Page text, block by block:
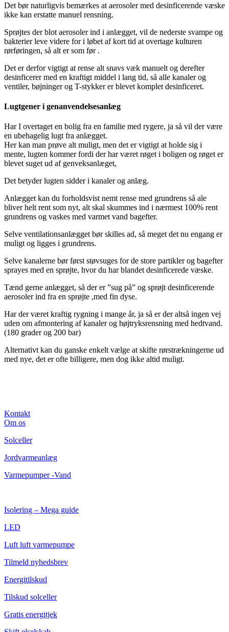
Det bør naturligvis bemærkes at aerosoler med desinficerende væske
ikke kan erstatte manuel rensning.
Sprøjtes der blot aerosoler ind i anlægget, vil de nederste svampe og
bakterier leve videre for i løbet af kort tid at overtage kulturen
rørføringen, så alt er som før .
Det er derfor vigtigt at rense alt snavs væk manuelt og derefter
desinficerer med en kraftigt middel i lang tid, så alle kanaler og
ventiler, bøjninger og T-stykker er blevet komplet desinficeret.
Lugtgener i genanvendelsesanlæg
Har I overtaget en bolig fra en familie med rygere, ja så vil der være
en ubehagelig lugt fra anlægget.
Her kan man prøve alt muligt, men det er vigtigt at holde sig i
mente, lugten kommer fordi der har været røget i boligen og røget er
blevet suget ud af genveksanlæget,
Det betyder lugten sidder i kanaler og anlæg.
Anlægget kan du forholdsvist nemt rense med grundrens så ale
bliver helt rent som nyt, alt skal skummes ind i nærmest 100% rent
grundrens og vaskes med varmet vand bagefter.
Selve ventilationsanlægget bør skilles ad, så meget det nu engang er
muligt og ligges i grundrens.
Selve kanalerne bør først støvsuges for de store partikler og bagefter
sprayes med en sprøjte, hvor du har blandet desinficerede væske.
Tænd gerne anlægget, så der er ”sug på” og sprøjt desinficerende
aerosoler ind fra en sprøjte ,med fin dyse.
Har der været kraftig rygning i mange år, ja så er der altså ingen vej
uden om afmontering af kanaler og højtryksrensning med hedtvand.
(180 grader og 200 bar)
Alternativt kan du ganske enkelt vælge at skifte rørstrækningerne ud
med nye, det er ofte billigere, men dog ikke altid muligt.
Kontakt
Om os
Solceller
Jordvarmeanlæg
Varmepumper -Vand
Isolering – Mega guide
LED
Luft luft varmepumpe
Tilmeld nyhedsbrev
Energitilskud
Tilskud solceller
Gratis energitjek